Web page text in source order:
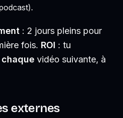
: 2 jours pleins pour
fois. ROI : tu
chaque vidéo suivante, à
externes